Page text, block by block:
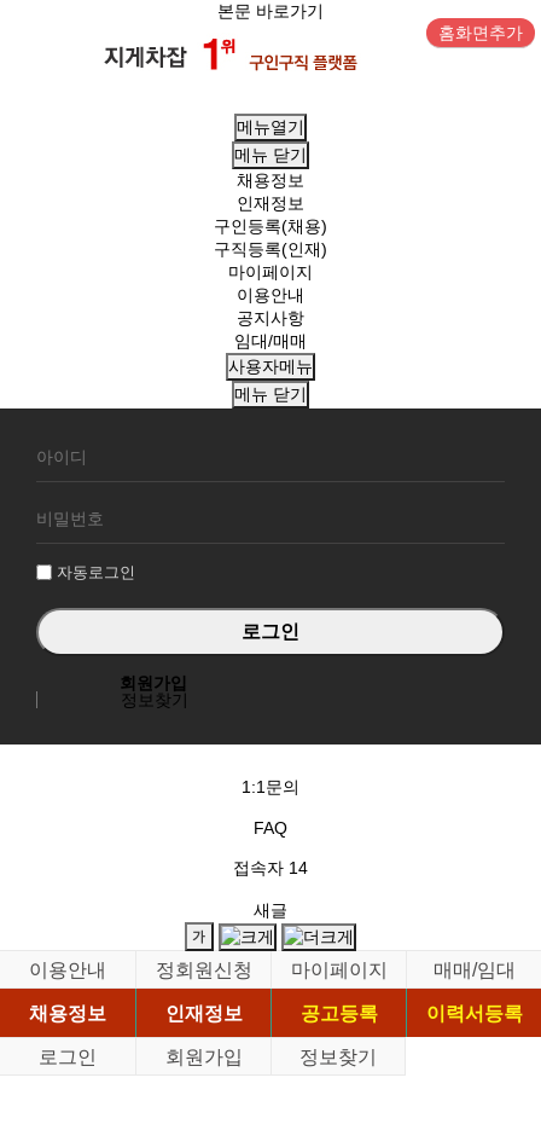
본문 바로가기
홈화면추가
메뉴열기
메뉴 닫기
채용정보
인재정보
구인등록(채용)
구직등록(인재)
마이페이지
이용안내
공지사항
임대/매매
사용자메뉴
메뉴 닫기
원
그
자동로그인
회원가입
정보찾기
1:1문의
FAQ
접속자 14
새글
이용안내 정회원신청 마이페이지
매매/임대
채용정보
인재정보 공고등록
이력서등록
로그인
회원가입 정보찾기